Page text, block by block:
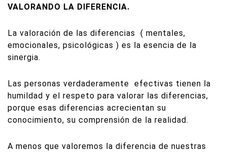
VALORANDO LA DIFERENCIA.
La valoración de las diferencias
( mentales,
emocionales, psicológicas ) es la esencia de la
sinergia.
Las personas verdaderamente efectivas tienen la
humildad y el respeto para valorar las diferencias,
porque esas diferencias acrecientan su
conocimiento, su comprensión de la realidad.
A menos que valoremos la diferencia de nuestras